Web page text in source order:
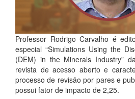
Professor Rodrigo Carvalho é
especial “Simulations Using the
(DEM) in the Minerals Industry”
revista de acesso aberto e
processo de revisão por pares e
possui fator de impacto de 2,25.